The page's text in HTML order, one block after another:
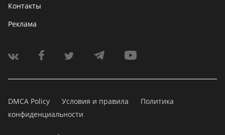
Контакты
Реклама
DMCA Policy Условия и правила
Политика
конфиденциальности